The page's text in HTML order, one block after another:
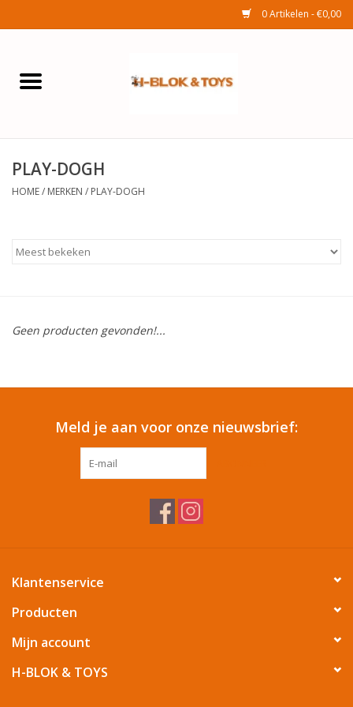
0 Artikelen - €0,00
Home
Huishouden
Tuinafdeling
Seizoenenartikelen
Reizen
Feestartikelen
OUTLET
KAARTEN
PLAY-DOGH
HOME/ MERKEN / PLAY-DOGH
Geen producten gevonden!...
Meld je aan voor onze nieuwsbrief:
Klantenservice
Producten
Mijn account
H-BLOK & TOYS